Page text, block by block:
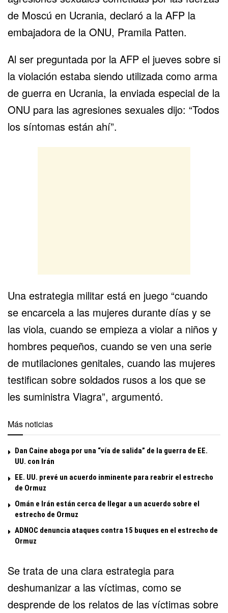
de Moscú en Ucrania, declaró a la AFP la
embajadora de la ONU, Pramila Patten.
Al ser preguntada por la AFP el jueves sobre si
la violación estaba siendo utilizada como arma
de guerra en Ucrania, la enviada especial de la
ONU para las agresiones sexuales dijo: “Todos
los síntomas están ahí”.
Una estrategia militar está en juego “cuando
se encarcela a las mujeres durante días y se
las viola, cuando se empieza a violar a niños y
hombres pequeños, cuando se ven una serie
de mutilaciones genitales, cuando las mujeres
testifican sobre soldados rusos a los que se
les suministra Viagra”, argumentó.
Más noticias
Dan Caine aboga por una “vía de salida” de la guerra de EE.
UU. con Irán
EE. UU. prevé un acuerdo inminente para reabrir el estrecho
de Ormuz
Omán e Irán están cerca de llegar a un acuerdo sobre el
estrecho de Ormuz
ADNOC denuncia ataques contra 15 buques en el estrecho de
Ormuz
Se trata de una clara estrategia para
deshumanizar a las víctimas, como se
desprende de los relatos de las víctimas sobre